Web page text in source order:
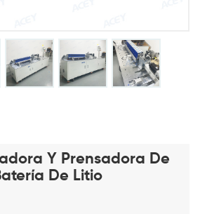
Y Prensadora De
De Litio